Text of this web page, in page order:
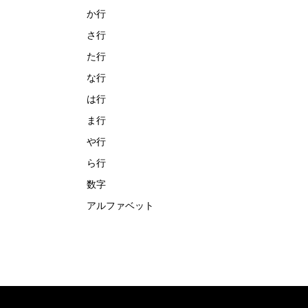
か行
さ行
た行
な行
は行
ま行
や行
ら行
数字
アルファベット